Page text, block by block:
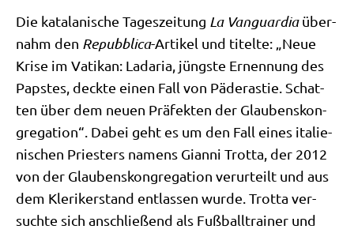
Die kata­la­ni­sche Tages­zei­tung La Van­guar­diaüber­
nahm den Repubbli­ca-Arti­kel und titel­te: „Neue
Kri­se im Vati­kan: Lada­ria, jüng­ste Ernen­nung des
Pap­stes, deck­te einen Fall von Päd­era­stie. Schat­
ten über dem neu­en Prä­fek­ten der Glau­bens­kon­
gre­ga­ti­on“. Dabei geht es um den Fall eines ita­lie­
ni­schen Prie­sters namens Gian­ni Trot­ta, der 2012
von der Glau­bens­kon­gre­ga­ti­on ver­ur­teilt und aus
dem Kle­ri­ker­stand ent­las­sen wur­de. Trot­ta ver­
such­te sich anschlie­ßend als Fuß­ball­trai­ner und